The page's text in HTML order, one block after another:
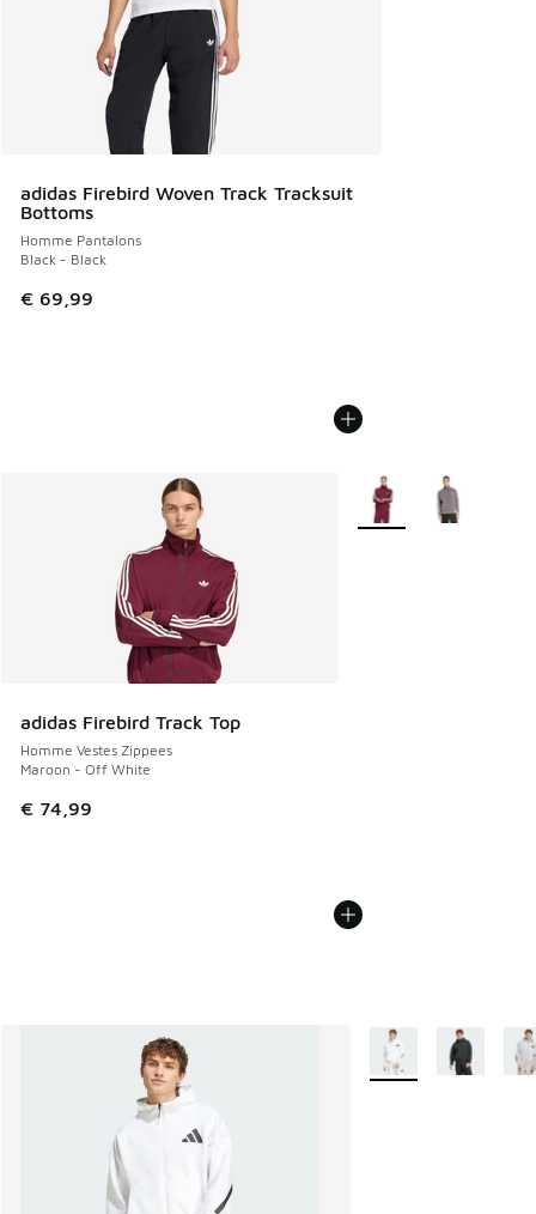
adidas Firebird Woven Track Tracksuit
Bottoms
Homme Pantalons
Black - Black
€ 69,99
adidas Firebird Track Top
Homme Vestes Zippees
Maroon - Off White
€ 74,99
Plus de couleurs
Plus de couleurs